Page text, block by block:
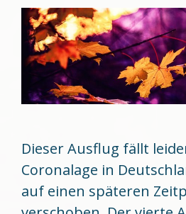
Dieser Ausflug fällt
Coronalage in
auf einen späteren